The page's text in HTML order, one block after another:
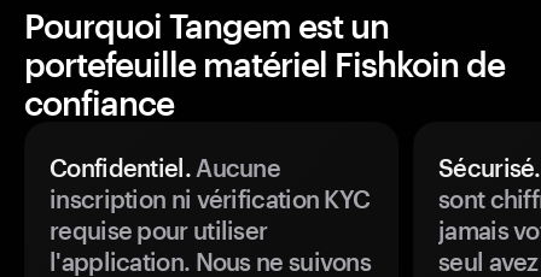
Pourquoi Tangem est un
portefeuille matériel Fishkoin de
confiance
Confidentiel.Aucune
inscription ni vérification KYC
requise pour utiliser
l'application. Nous ne suivons
Sécurisé.
sont
jamais
seul